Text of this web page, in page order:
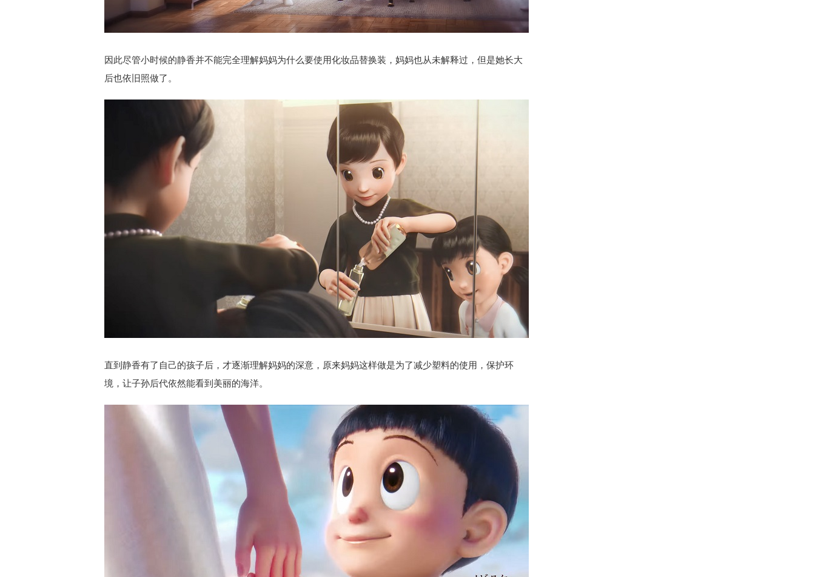
因此尽管小时候的静香并不能完全理解妈妈为什么要使用化妆品替换装，妈妈也从未解释过，但是她长大
后也依旧照做了。
直到静香有了自己的孩子后，才逐渐理解妈妈的深意，原来妈妈这样做是为了减少塑料的使用，保护环
境，让子孙后代依然能看到美丽的海洋。